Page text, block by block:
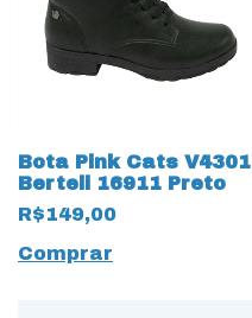
Bota Pink Cats V4301
Berteli 16911 Preto
R$149,00
Comprar